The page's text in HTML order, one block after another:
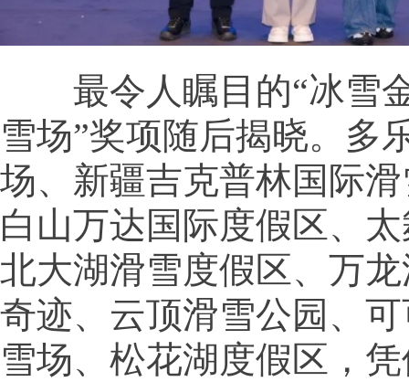
最令人瞩目的“冰雪金
雪场”奖项随后揭晓。多
场、新疆吉克普林国际
白山万达国际度假区、
北大湖滑雪度假区、万
奇迹、云顶滑雪公园、
雪场、松花湖度假区，